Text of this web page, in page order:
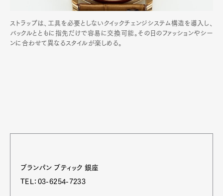
ストラップは、工具を必要としないクイックチェンジシステム構造を導入し、
バックルとともに指先だけで容易に交換可能。その日のファッションやシー
ンに合わせて異なるスタイルが楽しめる。
ブランパン ブティック 銀座
TEL：03-6254-7233